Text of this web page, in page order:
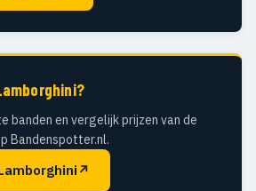
banden en vergelijk prijzen van de
Bandenspotter.nl.
↗